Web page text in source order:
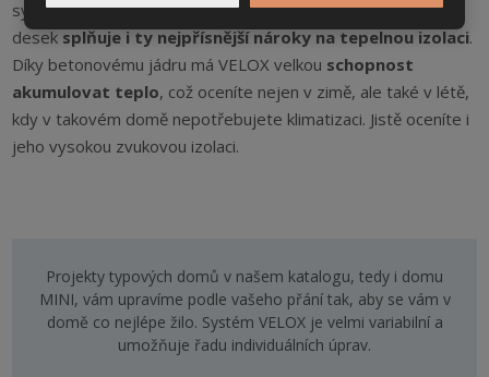
systém ztraceného bednění na bázi štěpkocementových
desek splňuje i ty nejpřísnější nároky na tepelnou izolaci.
Díky betonovému jádru má VELOX velkou schopnost
akumulovat teplo, což oceníte nejen v zimě, ale také v létě,
kdy v takovém domě nepotřebujete klimatizaci. Jistě oceníte i
jeho vysokou zvukovou izolaci.
Projekty typových domů v našem katalogu, tedy i domu
MINI, vám upravíme podle vašeho přání tak, aby se vám v
domě co nejlépe žilo. Systém VELOX je velmi variabilní a
umožňuje řadu individuálních úprav.